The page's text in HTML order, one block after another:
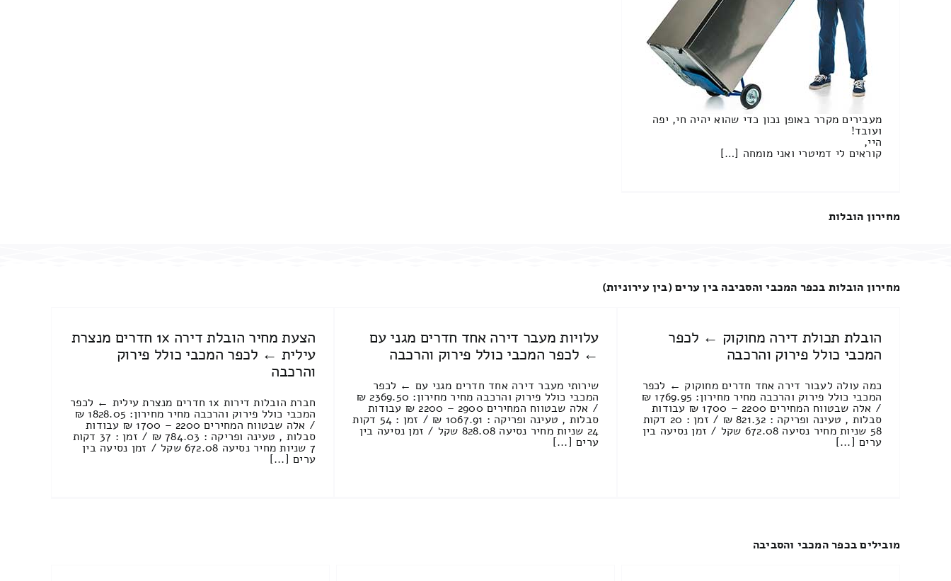
מעבירים מקרר באופן נכון כדי שהוא יהיה חי, יפה
ועובד!
היי,
קוראים לי דמיטרי ואני מומחה […]
מחירון הובלות
מחירון הובלות בכפר המכבי והסביבה בין ערים (בין עירוניות)
הובלת תכולת דירה מחוקוק ← לכפר
המכבי כולל פירוק והרכבה
כמה עולה לעבור דירה אחד חדרים מחוקוק ← לכפר
המכבי כולל פירוק והרכבה מחיר מחירון: 1769.95 ₪
/ אלה שבטווח המחירים 2200 – 1700 ₪ עבודות
סבלות , טעינה ופריקה : 821.32 ₪ / זמן : 20 דקות
58 שניות מחיר נסיעה 672.08 שקל / זמן נסיעה בין
ערים [...]
עלויות מעבר דירה אחד חדרים מגני עם
← לכפר המכבי כולל פירוק והרכבה
שירותי מעבר דירה אחד חדרים מגני עם ← לכפר
המכבי כולל פירוק והרכבה מחיר מחירון: 2369.50 ₪
/ אלה שבטווח המחירים 2900 – 2200 ₪ עבודות
סבלות , טעינה ופריקה : 1067.91 ₪ / זמן : 54 דקות
24 שניות מחיר נסיעה 828.08 שקל / זמן נסיעה בין
ערים [...]
הצעת מחיר הובלת דירה 1x חדרים מנצרת
עילית ← לכפר המכבי כולל פירוק
והרכבה
חברת הובלות דירות 1x חדרים מנצרת עילית ← לכפר
המכבי כולל פירוק והרכבה מחיר מחירון: 1828.05 ₪
/ אלה שבטווח המחירים 2200 – 1700 ₪ עבודות
סבלות , טעינה ופריקה : 784.03 ₪ / זמן : 37 דקות
7 שניות מחיר נסיעה 672.08 שקל / זמן נסיעה בין
ערים [...]
מובילים בכפר המכבי והסביבה